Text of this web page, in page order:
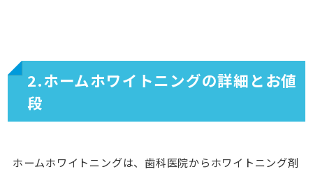
2.ホームホワイトニングの詳細とお値
段
ホームホワイトニングは、歯科医院からホワイトニング剤